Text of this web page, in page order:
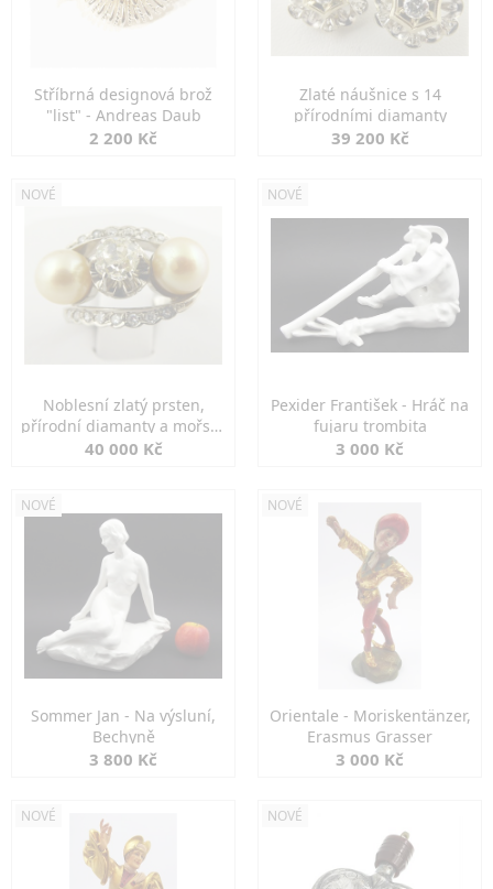
Stříbrná designová brož
"list" - Andreas Daub
2 200 Kč
Zlaté náušnice s 14
přírodními diamanty
39 200 Kč
NOVÉ
Noblesní zlatý prsten,
přírodní diamanty a mořské
perly
40 000 Kč
NOVÉ
Pexider František - Hráč na
fujaru trombita
3 000 Kč
NOVÉ
Sommer Jan - Na výsluní,
Bechyně
3 800 Kč
NOVÉ
Orientale - Moriskentänzer,
Erasmus Grasser
3 000 Kč
NOVÉ NOVÉ